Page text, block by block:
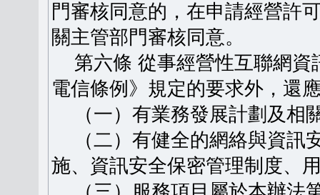
門審核同意的，在申請經營許
關主管部門審核同意。
第六條 從事經營性互聯網資
電信條例》規定的要求外，還
（一）有業務發展計劃及相
（二）有健全的網絡與資訊
施、資訊安全保密管理制度、